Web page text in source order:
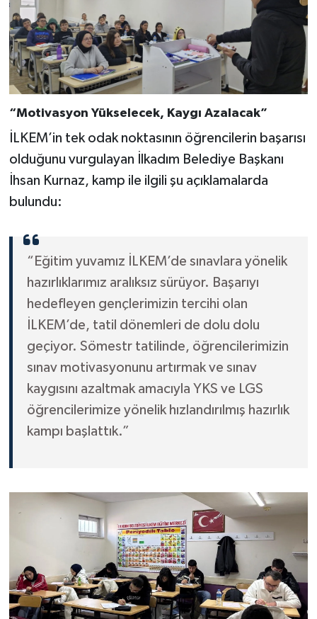
“Motivasyon Yükselecek, Kaygı Azalacak”
İLKEM’in tek odak noktasının öğrencilerin başarısı
olduğunu vurgulayan İlkadım Belediye Başkanı
İhsan Kurnaz, kamp ile ilgili şu açıklamalarda
bulundu:
“Eğitim yuvamız İLKEM’de sınavlara yönelik
hazırlıklarımız aralıksız sürüyor. Başarıyı
hedefleyen gençlerimizin tercihi olan
İLKEM’de, tatil dönemleri de dolu dolu
geçiyor. Sömestr tatilinde, öğrencilerimizin
sınav motivasyonunu artırmak ve sınav
kaygısını azaltmak amacıyla YKS ve LGS
öğrencilerimize yönelik hızlandırılmış hazırlık
kampı başlattık.”